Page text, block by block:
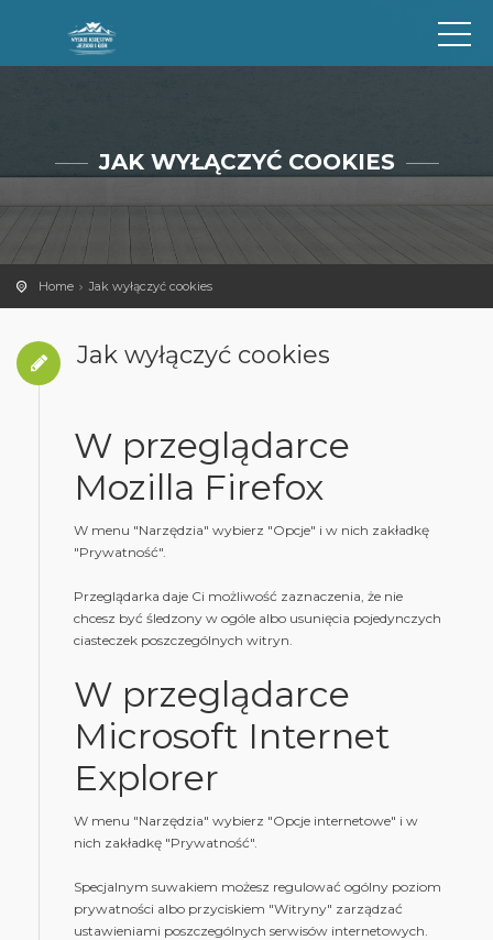
JAK WYŁĄCZYĆ COOKIES
Home Jak wyłączyć cookies
Jak wyłączyć cookies
W przeglądarce
Mozilla Firefox
W menu "Narzędzia" wybierz "Opcje" i w nich zakładkę
"Prywatność".
Przeglądarka daje Ci możliwość zaznaczenia, że nie
chcesz być śledzony w ogóle albo usunięcia pojedynczych
ciasteczek poszczególnych witryn.
W przeglądarce
Microsoft Internet
Explorer
W menu "Narzędzia" wybierz "Opcje internetowe" i w
nich zakładkę "Prywatność".
Specjalnym suwakiem możesz regulować ogólny poziom
prywatności albo przyciskiem "Witryny" zarządzać
ustawieniami poszczególnych serwisów internetowych.